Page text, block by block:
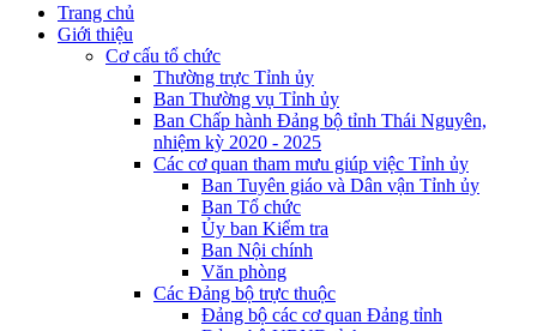
Trang chủ
Giới thiệu
Cơ cấu tổ chức
Thường trực Tỉnh ủy
Ban Thường vụ Tỉnh ủy
Ban Chấp hành Đảng bộ tỉnh Thái Nguyên,
nhiệm kỳ 2020 - 2025
Các cơ quan tham mưu giúp việc Tỉnh ủy
Ban Tuyên giáo và Dân vận Tỉnh ủy
Ban Tổ chức
Ủy ban Kiểm tra
Ban Nội chính
Văn phòng
Các Đảng bộ trực thuộc
Đảng bộ các cơ quan Đảng tỉnh